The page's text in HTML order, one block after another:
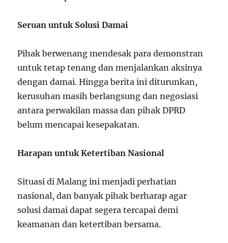
Seruan untuk Solusi Damai
Pihak berwenang mendesak para demonstran
untuk tetap tenang dan menjalankan aksinya
dengan damai. Hingga berita ini diturunkan,
kerusuhan masih berlangsung dan negosiasi
antara perwakilan massa dan pihak DPRD
belum mencapai kesepakatan.
Harapan untuk Ketertiban Nasional
Situasi di Malang ini menjadi perhatian
nasional, dan banyak pihak berharap agar
solusi damai dapat segera tercapai demi
keamanan dan ketertiban bersama.